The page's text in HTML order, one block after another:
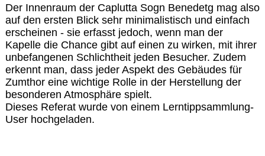
Der Innenraum der Caplutta Sogn Benedetg mag also
auf den ersten Blick sehr minimalistisch und einfach
erscheinen - sie erfasst jedoch, wenn man der
Kapelle die Chance gibt auf einen zu wirken, mit ihrer
unbefangenen Schlichtheit jeden Besucher. Zudem
erkennt man, dass jeder Aspekt des Gebäudes für
Zumthor eine wichtige Rolle in der Herstellung der
besonderen Atmosphäre spielt.
Dieses Referat wurde von einem Lerntippsammlung-
User hochgeladen.